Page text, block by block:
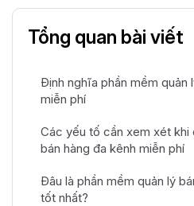
Tổng quan bài viết
Định nghĩa phần mềm quản
miễn phí
Các yếu tố cần xem xét khi
bán hàng đa kênh miễn phí
Đâu là phần mềm quản lý
tốt nhất?